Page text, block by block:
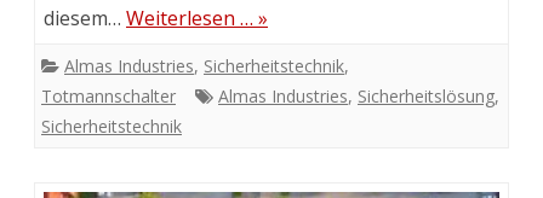
diesem… Weiterlesen … »
Almas Industries, Sicherheitstechnik,
Totmannschalter
Almas Industries, Sicherheitslösung,
Sicherheitstechnik